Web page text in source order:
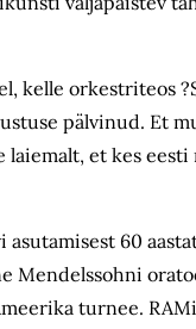
kelle orkestriteos
pälvinud. Et
et kes
60
Mendelssohni
turnee.